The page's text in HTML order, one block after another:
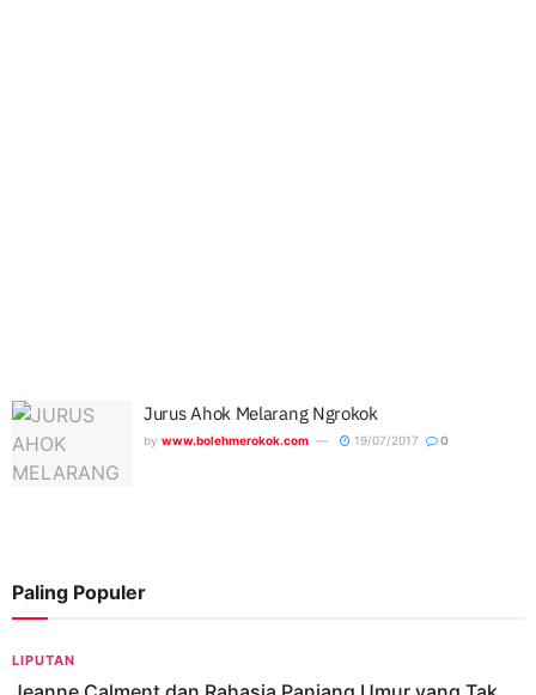
Jurus Ahok Melarang Ngrokok
by www.bolehmerokok.com 19/07/2017 0
Paling Populer
LIPUTAN